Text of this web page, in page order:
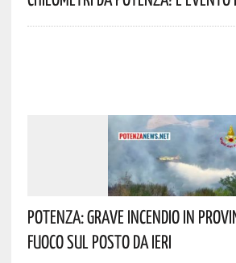
Potenza: Grave Incendio In
Fuoco Sul Posto Da Ieri